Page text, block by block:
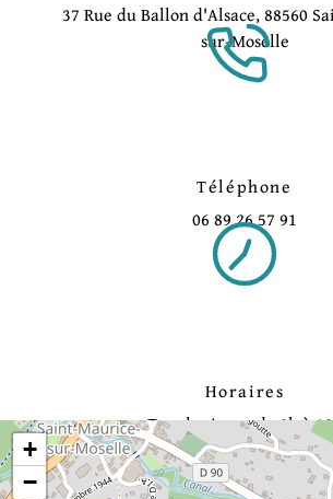
37 Rue du Ballon d'Alsace, 88560
sur-Moselle
Téléphone
06 89 26 57 91
Horaires
Tous les jours, de 9h à
+
−